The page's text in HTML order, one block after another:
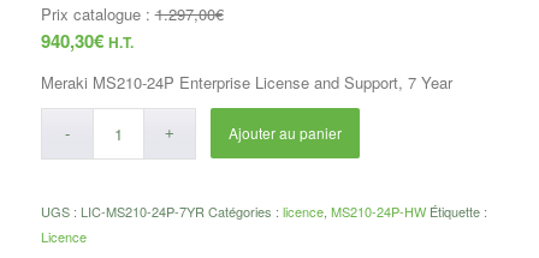
Prix catalogue :1.297,00€
940,30€ H.T.
Meraki MS210-24P Enterprise License and Support, 7 Year
Ajouter au panier
UGS : LIC-MS210-24P-7YR Catégories : licence, MS210-24P-HW Étiquette :
Licence